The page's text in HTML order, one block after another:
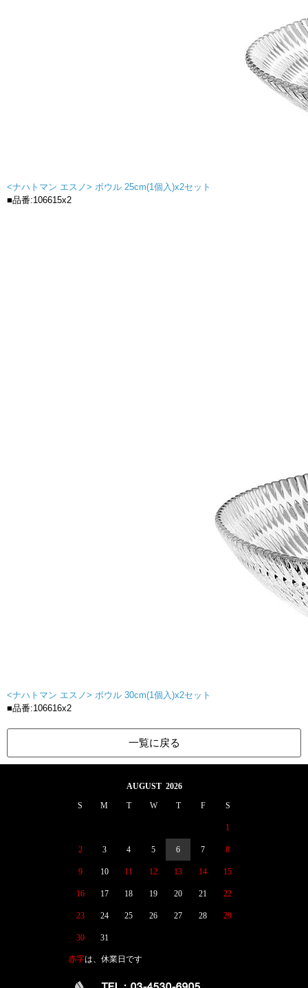
<ナハトマン エスノ> ボウル 25cm(1個入)x2セット
■品番:106615x2
<ナハトマン エスノ> ボウル 30cm(1個入)x2セット
■品番:106616x2
一覧に戻る
AUGUST 2026
S
M T W T F S
1
2 3 4 5 6 7 8
9 10 11 12 13 14 15
16 17 18 19 20 21 22
23 24 25 26 27 28 29
30 31
赤字は、休業日です